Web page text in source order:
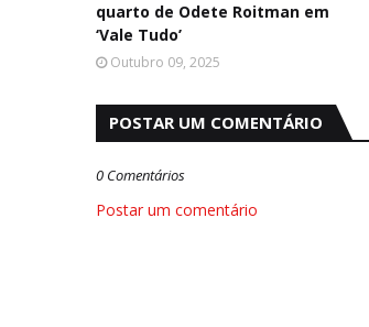
quarto de Odete Roitman em
‘Vale Tudo’
Outubro 09, 2025
POSTAR UM COMENTÁRIO
0 Comentários
Postar um comentário